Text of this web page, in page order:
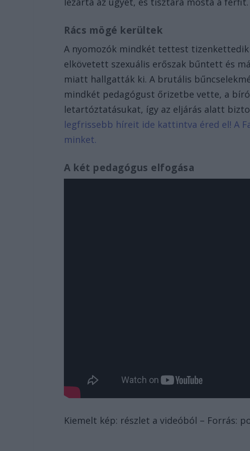
Rács mögé kerültek
A nyomozók mindkét tettest
elkövetett szexuális erőszak bűntett és
miatt hallgatták ki. A brutális
mindkét pedagógust őrizetbe vette, a
letartóztatásukat, így az eljárás alatt
legfrissebb híreit ide kattintva éred el! A
minket.
A két pedagógus elfogása
Kiemelt kép: részlet a videóból – Forrás: